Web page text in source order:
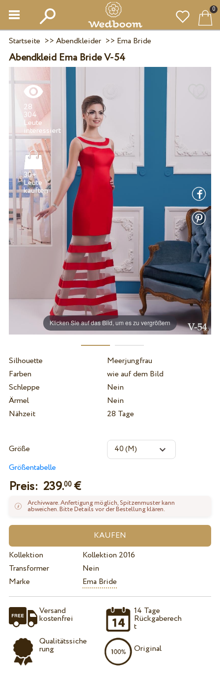
0
Startseite >> Abendkleider>> Ema Bride
Abendkleid Ema Bride V-54
Klicken Sie auf das Bild, um es zu vergrößern
28
304
Leute
30+
Leute
kauften
Silhouette
Meerjungfrau
Farben
wie auf dem Bild
Schleppe
Nein
Ärmel
Nein
Nähzeit
28 Tage
Größe
Größentabelle
Preis: 239.00€
Archivware. Anfertigung möglich, Spitzenmuster kann
abweichen. Bitte Details vor der Bestellung klären.
Kollektion
Kollektion 2016
Transformer
Nein
Marke
Ema Bride
Versand
kostenfrei
Qualitätssiche
rung
14 Tage
Rückgaberech
t
Original